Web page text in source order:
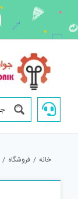
content
خانه / فروشگاه /